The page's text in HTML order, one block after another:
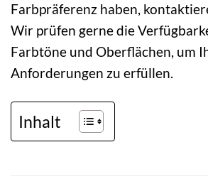
Farbpräferenz haben,
Wir prüfen gerne die
Farbtöne und Oberflächen, um
Anforderungen zu erfüllen.
Inhalt